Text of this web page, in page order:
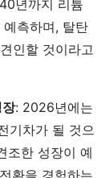
년까지 리튬
측하며, 탈탄
인할 것이라고
: 2026년에는
기차가 될 것으
조한 성장이 예
환을 경험하는